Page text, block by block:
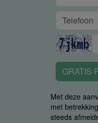
GRATIS
Met deze
met
steeds